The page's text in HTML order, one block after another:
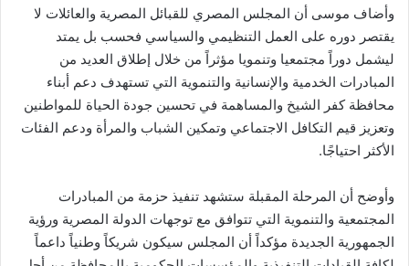
وأضاف موسى أن المجلس المصري للقبائل المصرية والعائلات لا
يقتصر دوره على العمل التنظيمي والسياسي فحسب بل يمتد
ليشمل دوراً مجتمعيا وتنمويا مؤثراً من خلال إطلاق العديد من
المبادرات الخدمية والإنسانية والتنموية التي تستهدف دعم أبناء
محافظة كفر الشيخ والمساهمة في تحسين جودة الحياة للمواطنين
وتعزيز قيم التكافل الاجتماعي وتمكين الشباب والمرأة ودعم الفئات
الأكثر احتياجًا.
وأوضح أن المرحلة المقبلة ستشهد تنفيذ حزمة من المبادرات
المجتمعية والتنموية التي تتوافق مع توجهات الدولة المصرية ورؤية
الجمهورية الجديدة مؤكداً أن المجلس سيكون شريكاً وطنياً داعماً